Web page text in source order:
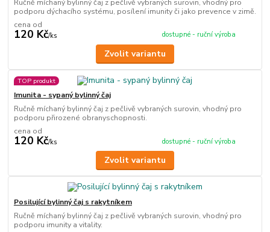
Ručně míchaný bylinný čaj z pečlivě vybraných surovin, vhodný pro
podporu dýchacího systému, posílení imunity či jako prevence v zimě.
cena od
120 Kč/ks dostupné - ruční výroba
Zvolit variantu
TOP produkt
Imunita - sypaný bylinný čaj
Ručně míchaný bylinný čaj z pečlivě vybraných surovin, vhodný pro
podporu přirozené obranyschopnosti.
cena od
120 Kč/ks dostupné - ruční výroba
Zvolit variantu
Posilující bylinný čaj s rakytníkem
Ručně míchaný bylinný čaj z pečlivě vybraných surovin, vhodný pro
podporu imunity a vitality.